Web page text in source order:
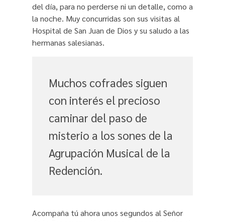
del día, para no perderse ni un detalle, como a
la noche. Muy concurridas son sus visitas al
Hospital de San Juan de Dios y su saludo a las
hermanas salesianas.
Muchos cofrades siguen
con interés el precioso
caminar del paso de
misterio a los sones de la
Agrupación Musical de la
Redención.
Acompaña tú ahora unos segundos al Señor